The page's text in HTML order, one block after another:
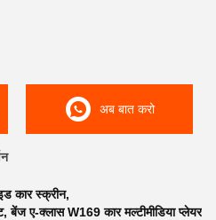
अब बात करो
कार स्क्रीन,
,बेंज ए-क्लास W169 कार मल्टीमीडिया प्लेयर